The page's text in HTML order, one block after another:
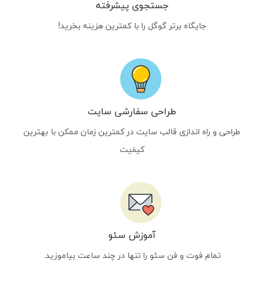
جستجوی پیشرفته
جایگاه برتر گوگل را با کمترین هزینه بخرید!
طراحی سفارشی سایت
طراحی و راه اندازی قالب سایت در کمترین زمان ممکن با بهترین
کیفیت
آموزش سئو
تمام فوت و فن سئو را تنها در چند ساعت بیاموزید.